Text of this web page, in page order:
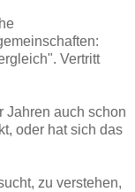
Vertritt
Jahren auch schon
oder hat sich das
zu verstehen,